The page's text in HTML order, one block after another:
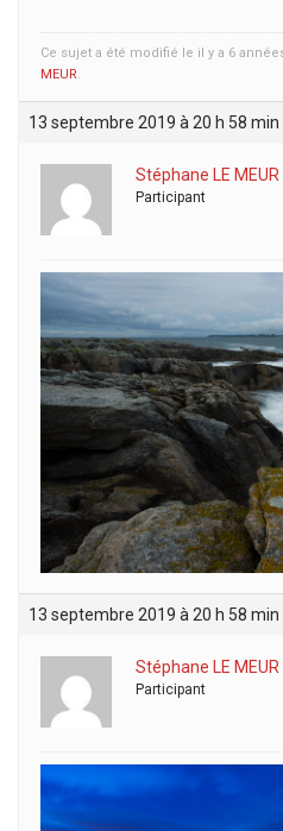
Ce sujet a été modifié le il y a 6
MEUR.
13 septembre 2019 à 20 h 58 min
Stéphane LE MEUR
Participant
13 septembre 2019 à 20 h 58 min
Stéphane LE MEUR
Participant